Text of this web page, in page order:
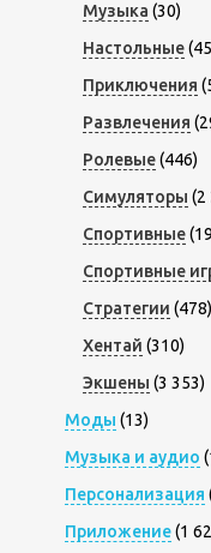
Музыка (30)
Настольные
Приключения
Развлечения
Ролевые(446)
Симуляторы (2
Спортивные
Спортивные
Стратегии (478)
Хентай (310)
Экшены (3 353)
Моды (13)
Музыка и аудио
Персонализация
Приложение(1